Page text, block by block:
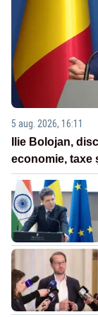
5 aug. 2026, 16:11
Ilie Bolojan,
economie, taxe